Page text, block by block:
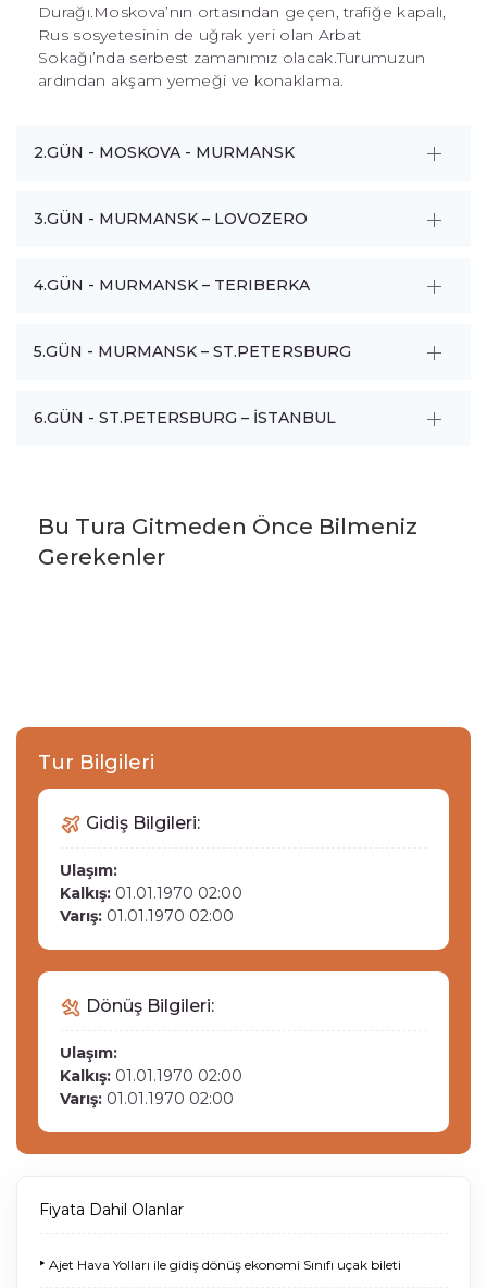
Durağı.Moskova’nın ortasından geçen, trafiğe kapalı,
Rus sosyetesinin de uğrak yeri olan Arbat
Sokağı’nda serbest zamanımız olacak.Turumuzun
ardından akşam yemeği ve konaklama.
2.GÜN - MOSKOVA - MURMANSK
3.GÜN - MURMANSK – LOVOZERO
4.GÜN - MURMANSK – TERIBERKA
5.GÜN - MURMANSK – ST.PETERSBURG
6.GÜN - ST.PETERSBURG – İSTANBUL
Bu Tura Gitmeden Önce Bilmeniz
Gerekenler
Tur Bilgileri
Gidiş Bilgileri:
Ulaşım:
Kalkış: 01.01.1970 02:00
Varış: 01.01.1970 02:00
Dönüş Bilgileri:
Ulaşım:
Kalkış: 01.01.1970 02:00
Varış: 01.01.1970 02:00
Fiyata Dahil Olanlar
‣ Ajet Hava Yolları ile gidiş dönüş ekonomi Sınıfı uçak bileti